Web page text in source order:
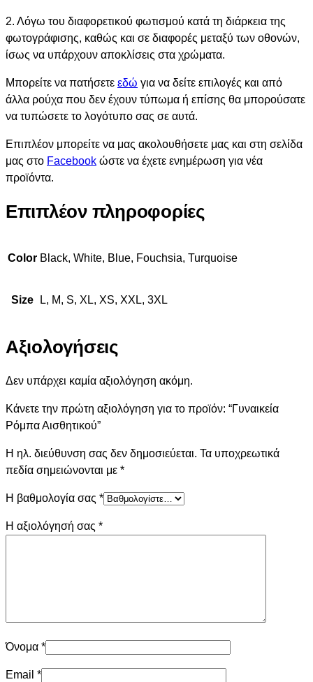
2. Λόγω του διαφορετικού φωτισμού κατά τη διάρκεια της
φωτογράφισης, καθώς και σε διαφορές μεταξύ των οθονών,
ίσως να υπάρχουν αποκλίσεις στα χρώματα.
Μπορείτε να πατήσετε εδώ για να δείτε επιλογές και από
άλλα ρούχα που δεν έχουν τύπωμα ή επίσης θα μπορούσατε
να τυπώσετε το λογότυπο σας σε αυτά.
Επιπλέον μπορείτε να μας ακολουθήσετε μας και στη σελίδα
μας στο Facebook ώστε να έχετε ενημέρωση για νέα
προϊόντα.
Επιπλέον πληροφορίες
Color Black, White, Blue, Fouchsia, Turquoise
Size L, M, S, XL, XS, XXL, 3XL
Αξιολογήσεις
Δεν υπάρχει καμία αξιολόγηση ακόμη.
Κάνετε την πρώτη αξιολόγηση για το προϊόν: “Γυναικεία
Ρόμπα Αισθητικού”
Η ηλ. διεύθυνση σας δεν δημοσιεύεται. Τα υποχρεωτικά
πεδία σημειώνονται με *
Η βαθμολογία σας *
Η αξιολόγησή σας *
Όνομα *
Email *